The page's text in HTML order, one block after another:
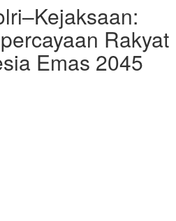
Rakyat
Emas 2045